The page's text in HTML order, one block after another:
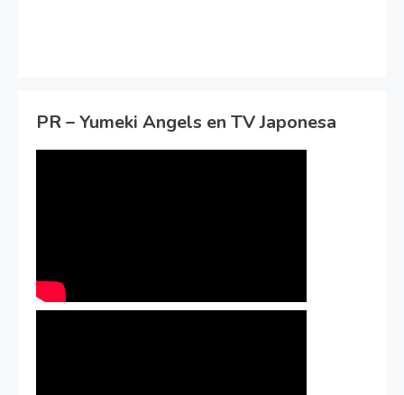
PR – Yumeki Angels en TV Japonesa